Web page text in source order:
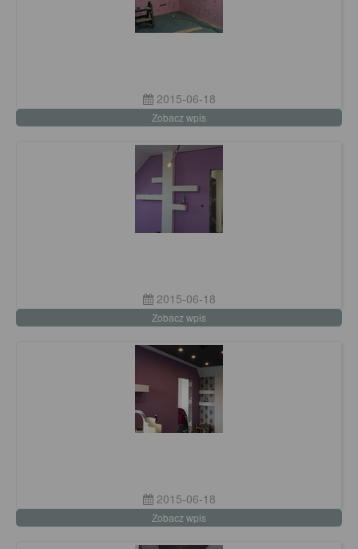
2015-06-18
Zobacz wpis
2015-06-18
Zobacz wpis
2015-06-18
Zobacz wpis